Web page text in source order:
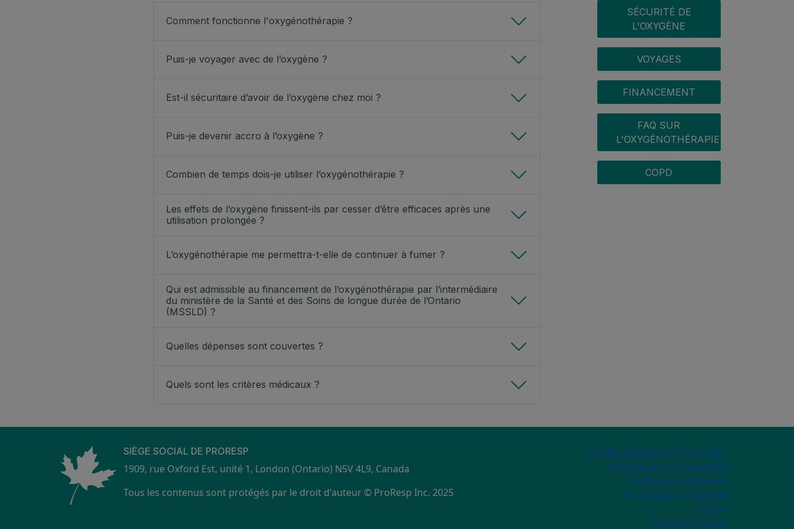
Comment fonctionne l'oxygénothérapie ?
Puis-je voyager avec de l’oxygène ?
Est-il sécuritaire d’avoir de l’oxygène chez moi ?
Puis-je devenir accro à l’oxygène ?
Combien de temps dois-je utiliser l’oxygénothérapie ?
Les effets de l’oxygène finissent-ils par cesser d’être efficaces après une
utilisation prolongée ?
L’oxygénothérapie me permettra-t-elle de continuer à fumer ?
Qui est admissible au financement de l’oxygénothérapie par l’intermédiaire
du ministère de la Santé et des Soins de longue durée de l’Ontario
(MSSLD) ?
Quelles dépenses sont couvertes ?
Quels sont les critères médicaux ?
SÉCURITÉ DE
L'OXYGÈNE
VOYAGES
FINANCEMENT
FAQ SUR
L'OXYGÉNOTHÉRAPIE
COPD
SIÈGE SOCIAL DE PRORESP
1909, rue Oxford Est, unité 1, London (Ontario) N5V 4L9, Canada
Tous les contenus sont protégés par le droit d'auteur © ProResp Inc. 2025
SECONDARY MENU
Certifié ISO 9001:2015 par NQA
politique de confidentialité
Hotline de conformité
Conditions d'utilisation
AODA
Liste des cookies